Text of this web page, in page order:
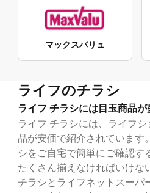
マックスバリュ
ライフのチラシ
ライフ チラシには目玉商品が
ライフ チラシには、ライフ
品が安価で紹介されています
シをご自宅で簡単にご確認す
たくさん揃えなければいけな
チラシとライフネットスーパ